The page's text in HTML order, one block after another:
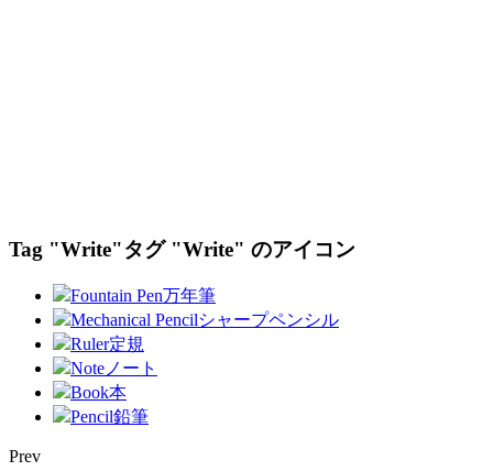
Tag "Write"タグ "Write" のアイコン
Fountain Pen万年筆
Mechanical Pencilシャープペンシル
Ruler定規
Noteノート
Book本
Pencil鉛筆
Prev